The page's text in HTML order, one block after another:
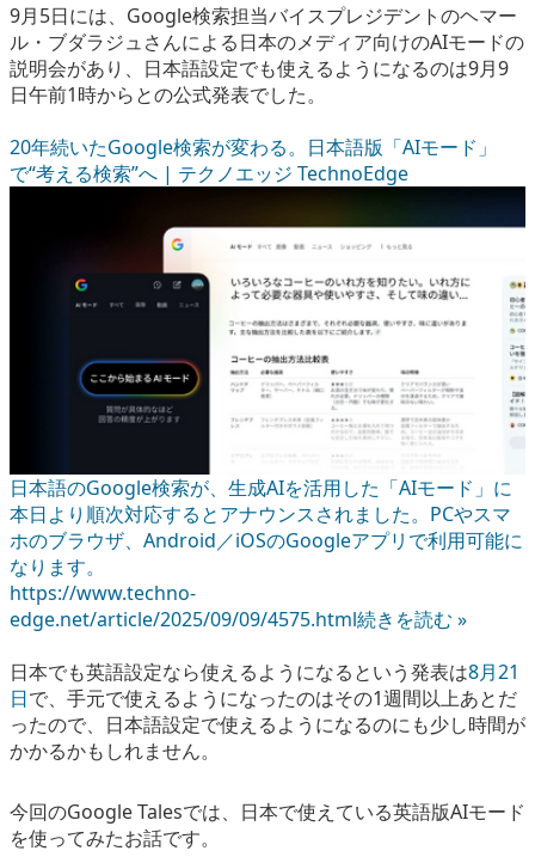
9月5日には、Google検索担当バイスプレジデントのヘマー
ル・ブダラジュさんによる日本のメディア向けのAIモードの
説明会があり、日本語設定でも使えるようになるのは9月9
日午前1時からとの公式発表でした。
20年続いたGoogle検索が変わる。日本語版「AIモード」
で“考える検索”へ | テクノエッジ TechnoEdge
日本語のGoogle検索が、生成AIを活用した「AIモード」に
本日より順次対応するとアナウンスされました。PCやスマ
ホのブラウザ、Android／iOSのGoogleアプリで利用可能に
なります。
https://www.techno-
edge.net/article/2025/09/09/4575.html続きを読む »
日本でも英語設定なら使えるようになるという発表は8月21
日で、手元で使えるようになったのはその1週間以上あとだ
ったので、日本語設定で使えるようになるのにも少し時間が
かかるかもしれません。
今回のGoogle Talesでは、日本で使えている英語版AIモード
を使ってみたお話です。